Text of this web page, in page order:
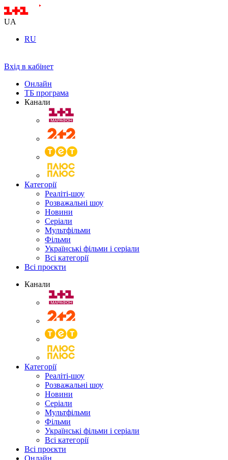
UA
RU
Вхід в кабінет
Онлайн
ТБ програма
Канали
Категорії
Реаліті-шоу
Розважальні шоу
Новини
Серіали
Мультфільми
Фільми
Українські фільми і серіали
Всі категорії
Всі проєкти
Канали
Категорії
Реаліті-шоу
Розважальні шоу
Новини
Серіали
Мультфільми
Фільми
Українські фільми і серіали
Всі категорії
Всі проєкти
Онлайн